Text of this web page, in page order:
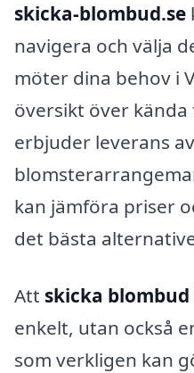
skicka-blombud.se
navigera och välja
möter dina behov i
översikt över
erbjuder leverans av
kan jämföra priser
det bästa
Att skicka
enkelt, utan också
som verkligen kan